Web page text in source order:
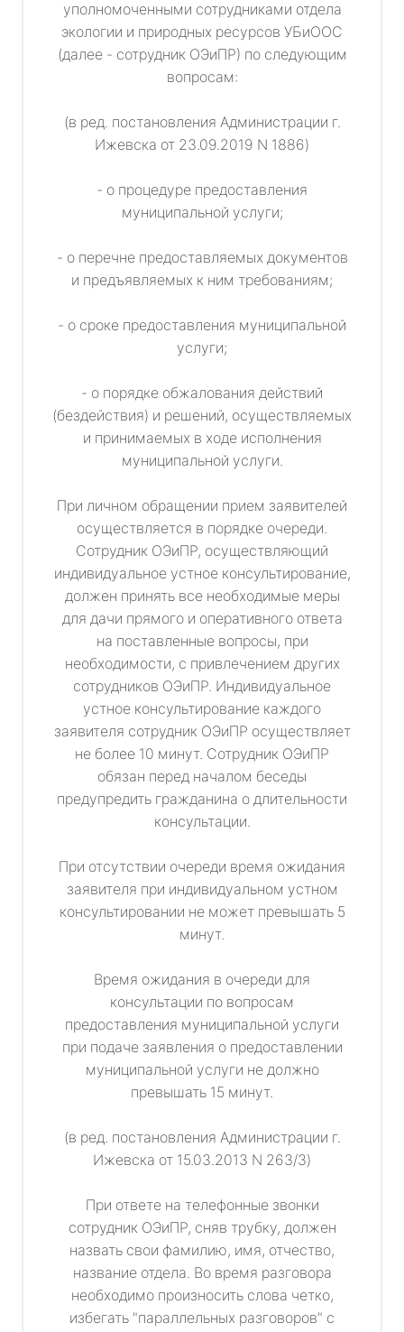
уполномоченными сотрудниками отдела
экологии и природных ресурсов УБиООС
(далее - сотрудник ОЭиПР) по следующим
вопросам:
(в ред. постановления Администрации г.
Ижевска от 23.09.2019 N 1886)
- о процедуре предоставления
муниципальной услуги;
- о перечне предоставляемых документов
и предъявляемых к ним требованиям;
- о сроке предоставления муниципальной
услуги;
- о порядке обжалования действий
(бездействия) и решений, осуществляемых
и принимаемых в ходе исполнения
муниципальной услуги.
При личном обращении прием заявителей
осуществляется в порядке очереди.
Сотрудник ОЭиПР, осуществляющий
индивидуальное устное консультирование,
должен принять все необходимые меры
для дачи прямого и оперативного ответа
на поставленные вопросы, при
необходимости, с привлечением других
сотрудников ОЭиПР. Индивидуальное
устное консультирование каждого
заявителя сотрудник ОЭиПР осуществляет
не более 10 минут. Сотрудник ОЭиПР
обязан перед началом беседы
предупредить гражданина о длительности
консультации.
При отсутствии очереди время ожидания
заявителя при индивидуальном устном
консультировании не может превышать 5
минут.
Время ожидания в очереди для
консультации по вопросам
предоставления муниципальной услуги
при подаче заявления о предоставлении
муниципальной услуги не должно
превышать 15 минут.
(в ред. постановления Администрации г.
Ижевска от 15.03.2013 N 263/3)
При ответе на телефонные звонки
сотрудник ОЭиПР, сняв трубку, должен
назвать свои фамилию, имя, отчество,
название отдела. Во время разговора
необходимо произносить слова четко,
избегать "параллельных разговоров" с